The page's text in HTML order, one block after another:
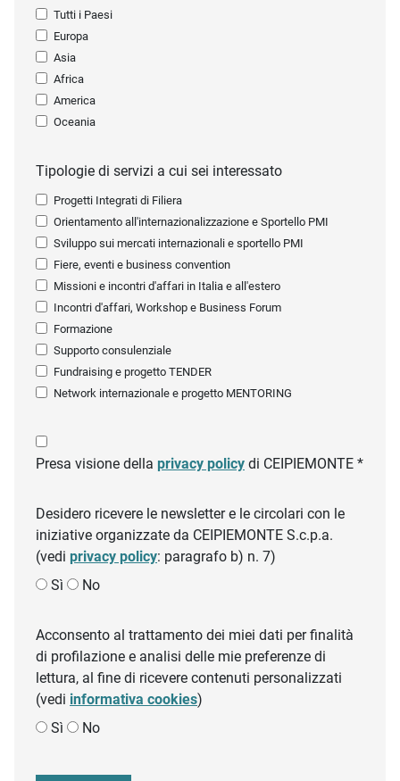
Tutti i Paesi
Europa
Asia
Africa
America
Oceania
Tipologie di servizi a cui sei interessato
Progetti Integrati di Filiera
Orientamento all'internazionalizzazione e Sportello PMI
Sviluppo sui mercati internazionali e sportello PMI
Fiere, eventi e business convention
Missioni e incontri d'affari in Italia e all'estero
Incontri d'affari, Workshop e Business Forum
Formazione
Supporto consulenziale
Fundraising e progetto TENDER
Network internazionale e progetto MENTORING
Presa visione della privacy policy di CEIPIEMONTE *
Desidero ricevere le newsletter e le circolari con le
iniziative organizzate da CEIPIEMONTE S.c.p.a.
(vedi privacy policy: paragrafo b) n. 7)
Sì
No
Acconsento al trattamento dei miei dati per finalità
di profilazione e analisi delle mie preferenze di
lettura, al fine di ricevere contenuti personalizzati
(vedi informativa cookies)
Sì
No